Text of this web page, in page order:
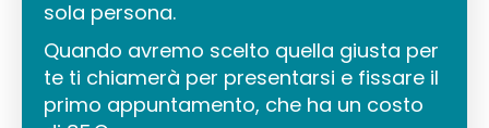
sola persona.
Quando avremo scelto quella giusta per
te ti chiamerà per presentarsi e fissare il
primo appuntamento, che ha un costo